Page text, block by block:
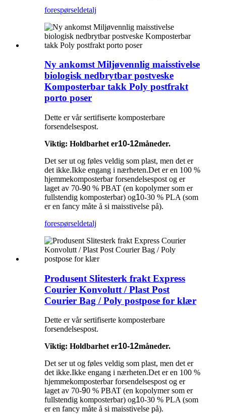
forespørseldetalj
Ny ankomst Miljøvennlig maisstivelse
biologisk nedbrytbar postveske
Komposterbar takk Poly postfrakt
porto poser
Dette er vår sertifiserte komposterbare
forsendelsespost.
Viktig: Holdbarhet er10-12måneder.
Det ser ut og føles veldig som plast, men det er
det ikke.Ikke engang i nærheten.Det er en 100 %
hjemmekomposterbar forsendelsespost og er
laget av 70-90 % PBAT (en kopolymer som er
fullstendig komposterbar) og10-30 % PLA (som
er en fancy måte å si maisstivelse på).
forespørseldetalj
Produsent Slitesterk frakt Express
Courier Konvolutt / Plast Post
Courier Bag / Poly postpose for klær
Dette er vår sertifiserte komposterbare
forsendelsespost.
Viktig: Holdbarhet er10-12måneder.
Det ser ut og føles veldig som plast, men det er
det ikke.Ikke engang i nærheten.Det er en 100 %
hjemmekomposterbar forsendelsespost og er
laget av 70-90 % PBAT (en kopolymer som er
fullstendig komposterbar) og10-30 % PLA (som
er en fancy måte å si maisstivelse på).